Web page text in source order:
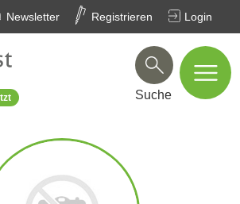
Login
Registrieren
Newsletter
Suche